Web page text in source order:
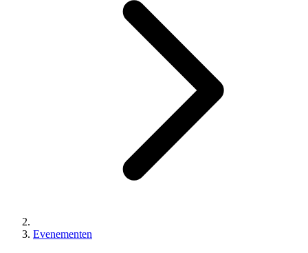
Evenementen